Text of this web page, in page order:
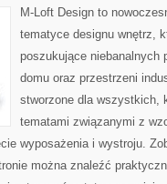
M-Loft Design to
tematyce designu wnętrz,
poszukujące niebanalnych
domu oraz przestrzeni
stworzone dla wszystkich,
tematami związanymi z
wyposażenia i wystroju.
można znaleźć